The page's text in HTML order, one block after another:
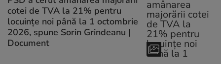
cotei de TVA la 21% pentru
locuințe noi până la 1 octombrie
2026, spune Sorin Grindeanu |
Document